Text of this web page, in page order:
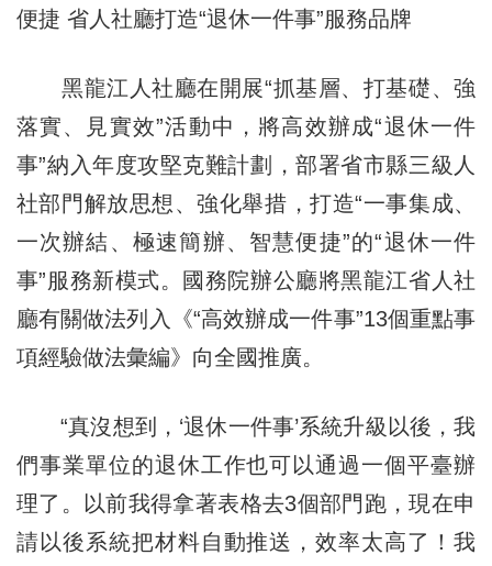
便捷 省人社廳打造“退休一件事”服務品牌
黑龍江人社廳在開展“抓基層、打基礎、強
落實、見實效”活動中，將高效辦成“退休一件
事”納入年度攻堅克難計劃，部署省市縣三級人
社部門解放思想、強化舉措，打造“一事集成、
一次辦結、極速簡辦、智慧便捷”的“退休一件
事”服務新模式。國務院辦公廳將黑龍江省人社
廳有關做法列入《“高效辦成一件事”13個重點事
項經驗做法彙編》向全國推廣。
“真沒想到，‘退休一件事’系統升級以後，我
們事業單位的退休工作也可以通過一個平臺辦
理了。以前我得拿著表格去3個部門跑，現在申
請以後系統把材料自動推送，效率太高了！我